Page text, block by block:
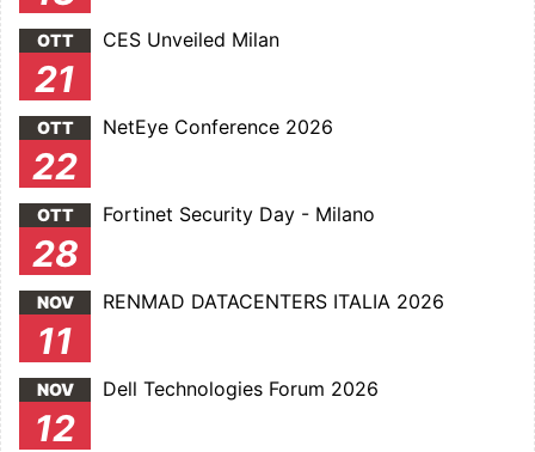
OTT
21
CES Unveiled Milan
OTT
22
NetEye Conference 2026
OTT
28
Fortinet Security Day - Milano
NOV
11
RENMAD DATACENTERS ITALIA 2026
NOV
12
Dell Technologies Forum 2026